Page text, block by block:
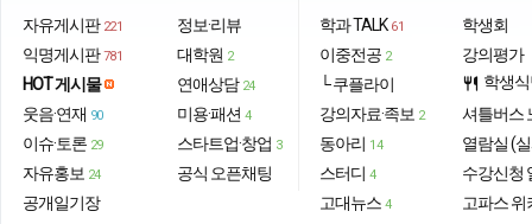
자유게시판 221
익명게시판 781
HOT 게시물
웃음·연재 90
이슈·토론 29
자유홍보 24
공개일기장
정보·리뷰
대학원 2
연애상담 24
미용·패션 4
스타트업·창업 3
공식 오픈채팅
학과 TALK 61
이중전공 2
└ 쿠플라이
강의자료·족보 2
동아리 14
스터디 4
고대뉴스 4
학생회
강의평가
restaurant 학생
셔틀버스
열람실 (
수강신청
고파스 위